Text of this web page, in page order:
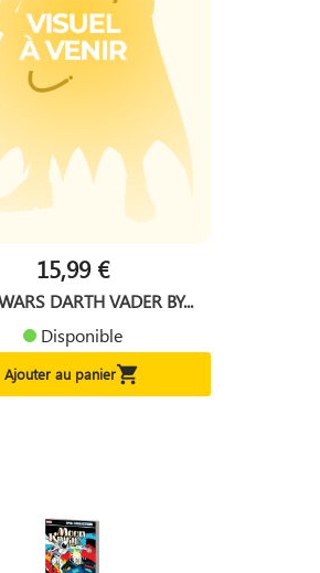
15,99 €
DARTH VADER BY...
Disponible
Ajouter au panier